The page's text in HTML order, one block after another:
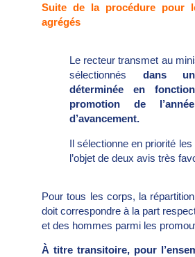
Suite de la procédure pour
agrégés
Le recteur transmet au
sélectionnés dans
déterminée
en
promotion de
d’avancement.
Il sélectionne en priorité
l’objet de deux avis très
Pour tous les corps, la
doit correspondre à la part
et des hommes parmi les
À titre transitoire, pour